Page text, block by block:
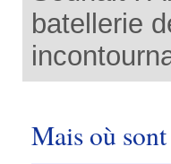
batellerie
Mais où